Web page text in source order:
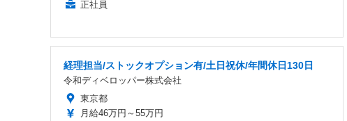
正社員
経理担当/ストックオプション有/土日祝休/年間休日130日
令和ディベロッパー株式会社
東京都
月給46万円～55万円